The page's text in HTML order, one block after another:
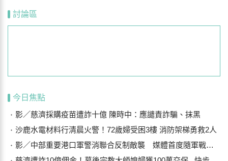
討論區
今日焦點
影／慈濟採購疫苗遭詐十億 陳時中：應譴責詐騙、抹黑
沙鹿水電材料行清晨火警！72歲婦受困3樓 消防架梯勇救2人
影／中部重要港口軍警消聯合反制敵襲 媒體首度隨軍戰鬥演練